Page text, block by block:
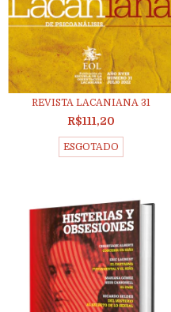
REVISTA LACANIANA 31
R$111,20
ESGOTADO